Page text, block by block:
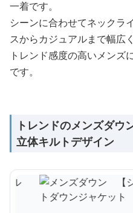
一着です。
シーンに合わせてネックラ
スからカジュアルまで幅広
トレンド感度の高いメンズ
です。
トレンドのメンズダウ
立体キルトデザイン